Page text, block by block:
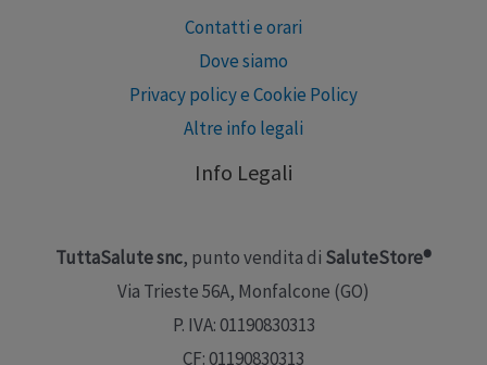
Contatti e orari
Dove siamo
Privacy policy e Cookie Policy
Altre info legali
Info Legali
TuttaSalute snc, punto vendita di SaluteStore®
Via Trieste 56A, Monfalcone (GO)
P. IVA: 01190830313
CF: 01190830313